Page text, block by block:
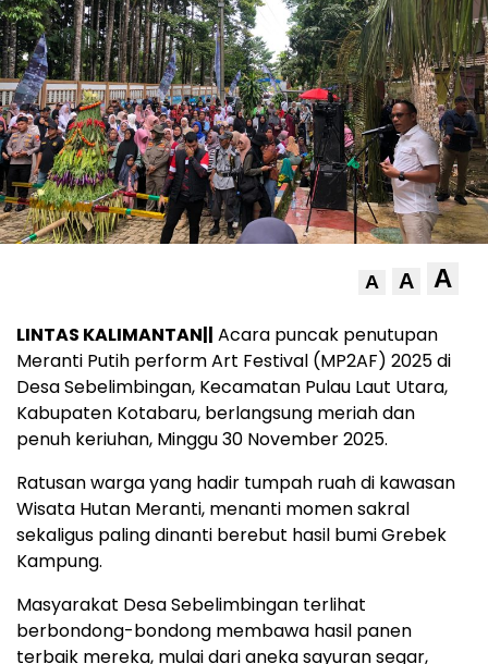
A A A
LINTAS KALIMANTAN|| Acara puncak penutupan
Meranti Putih perform Art Festival (MP2AF) 2025 di
Desa Sebelimbingan, Kecamatan Pulau Laut Utara,
Kabupaten Kotabaru, berlangsung meriah dan
penuh keriuhan, Minggu 30 November 2025.
Ratusan warga yang hadir tumpah ruah di kawasan
Wisata Hutan Meranti, menanti momen sakral
sekaligus paling dinanti berebut hasil bumi Grebek
Kampung.
Masyarakat Desa Sebelimbingan terlihat
berbondong-bondong membawa hasil panen
terbaik mereka, mulai dari aneka sayuran segar,